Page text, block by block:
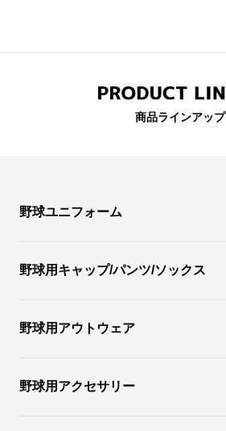
商品ラインアップ
野球ユニフォーム
野球用キャップ/パンツ/ソックス
野球用アウトウェア
野球用アクセサリー